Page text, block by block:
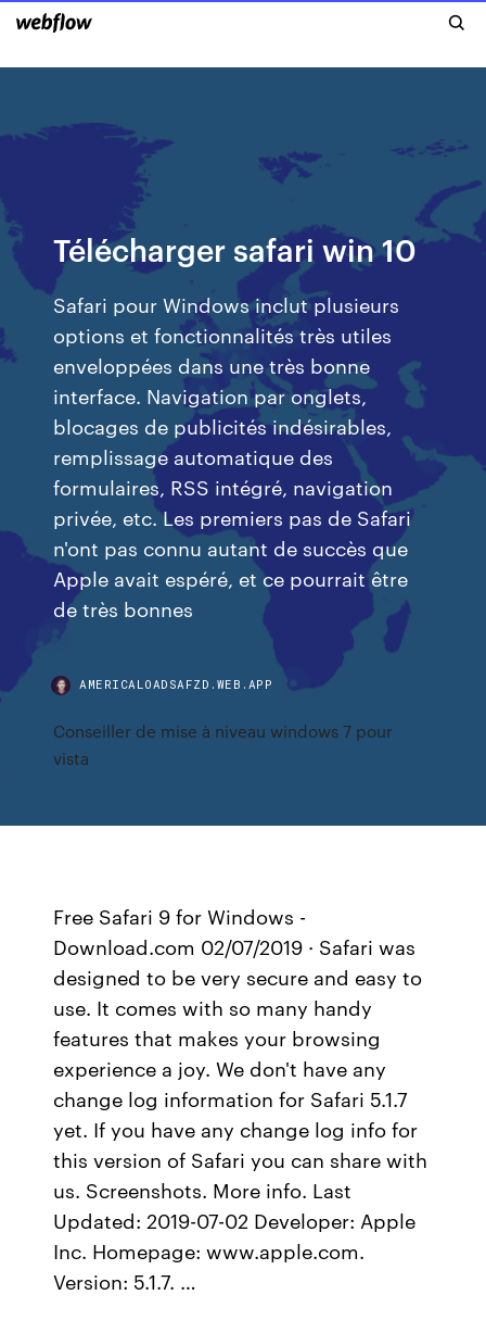
Télécharger safari win 10
Safari pour Windows inclut plusieurs
options et fonctionnalités très utiles
enveloppées dans une très bonne
interface. Navigation par onglets,
blocages de publicités indésirables,
remplissage automatique des
formulaires, RSS intégré, navigation
privée, etc. Les premiers pas de Safari
n'ont pas connu autant de succès que
Apple avait espéré, et ce pourrait être
de très bonnes
AMERICALOADSAFZD.WEB.APP
Conseiller de mise à niveau windows 7 pour
vista
Free Safari 9 for Windows -
Download.com 02/07/2019 · Safari was
designed to be very secure and easy to
use. It comes with so many handy
features that makes your browsing
experience a joy. We don't have any
change log information for Safari 5.1.7
yet. If you have any change log info for
this version of Safari you can share with
us. Screenshots. More info. Last
Updated: 2019-07-02 Developer: Apple
Inc. Homepage: www.apple.com.
Version: 5.1.7. …